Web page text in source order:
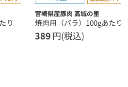
り
宮崎県産豚肉 高城の里
焼肉用（バラ）100gあたり
389円(税込)